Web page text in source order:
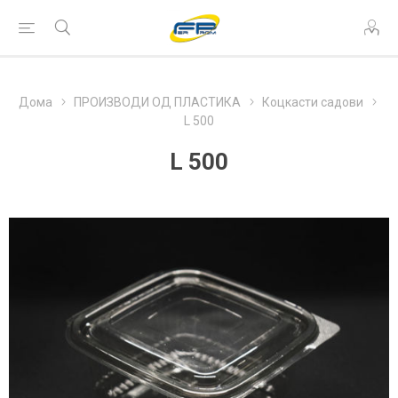
Дома ПРОИЗВОДИ ОД ПЛАСТИКА
Коцкасти садови
L 500
L 500